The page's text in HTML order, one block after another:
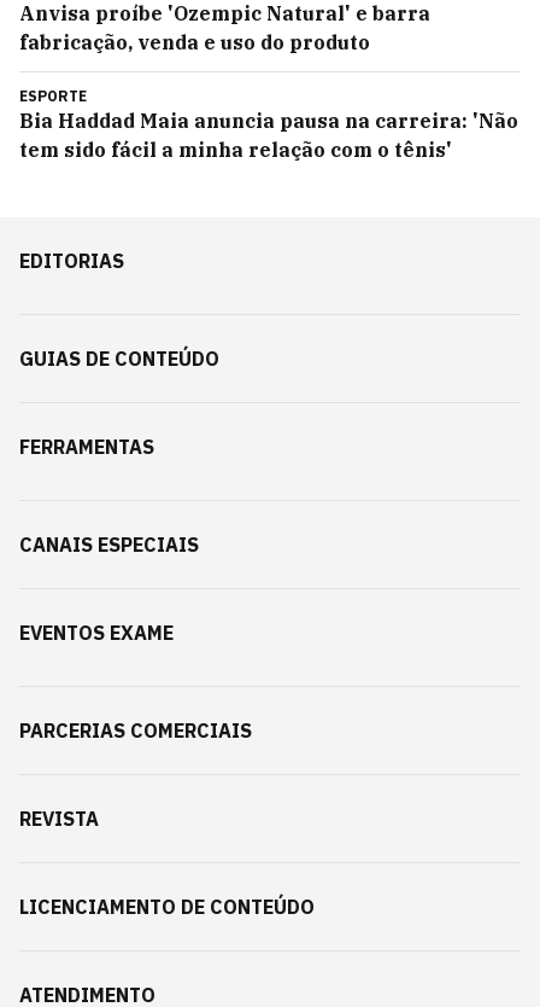
Anvisa proíbe 'Ozempic Natural' e barra
fabricação, venda e uso do produto
ESPORTE
Bia Haddad Maia anuncia pausa na carreira: 'Não
tem sido fácil a minha relação com o tênis'
EDITORIAS
GUIAS DE CONTEÚDO
FERRAMENTAS
CANAIS ESPECIAIS
EVENTOS EXAME
PARCERIAS COMERCIAIS
REVISTA
LICENCIAMENTO DE CONTEÚDO
ATENDIMENTO